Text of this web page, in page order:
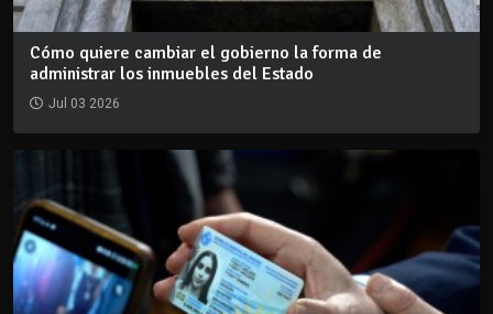
Cómo quiere cambiar el gobierno la forma de
administrar los inmuebles del Estado
Jul 03 2026